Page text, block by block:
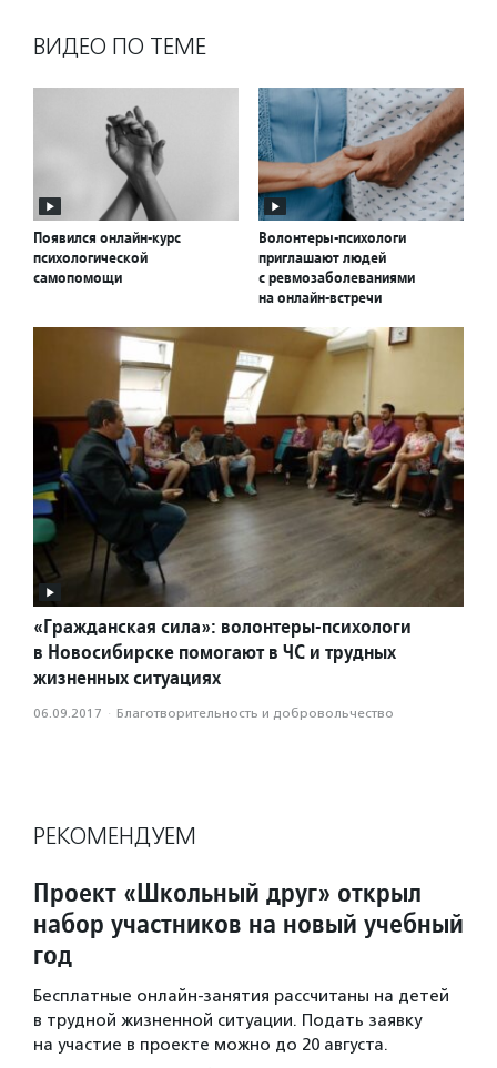
ВИДЕО ПО ТЕМЕ
Появился онлайн-курс
психологической
самопомощи
Волонтеры-психологи
приглашают людей
с ревмозаболеваниями
на онлайн-встречи
«Гражданская сила»: волонтеры-психологи
в Новосибирске помогают в ЧС и трудных
жизненных ситуациях
06.09.2017 · Благотвори­тель­ность и доброволь­чест­во
РЕКОМЕНДУЕМ
Проект «Школьный друг» открыл
набор участников на новый учебный
год
Бесплатные онлайн-занятия рассчитаны на детей
в трудной жизненной ситуации. Подать заявку
на участие в проекте можно до 20 августа.